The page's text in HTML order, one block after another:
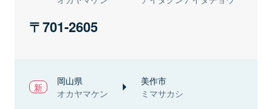
701-2605
岡山県
オカヤマケン
美作市
ミマサカシ